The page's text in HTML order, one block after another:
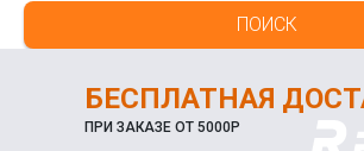
ПОИСК
БЕСПЛАТНАЯ
ПРИ ЗАКАЗЕ ОТ 5000Р